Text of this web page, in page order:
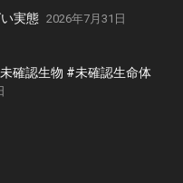
実態 2026年7月31日
確認生物 #未確認生命体